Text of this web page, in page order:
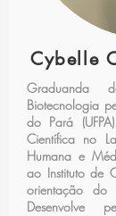
Cybelle
Graduanda
Biotecnologia
do Pará
Científica no
Humana e
ao Instituto de
orientação do
Desenvolve